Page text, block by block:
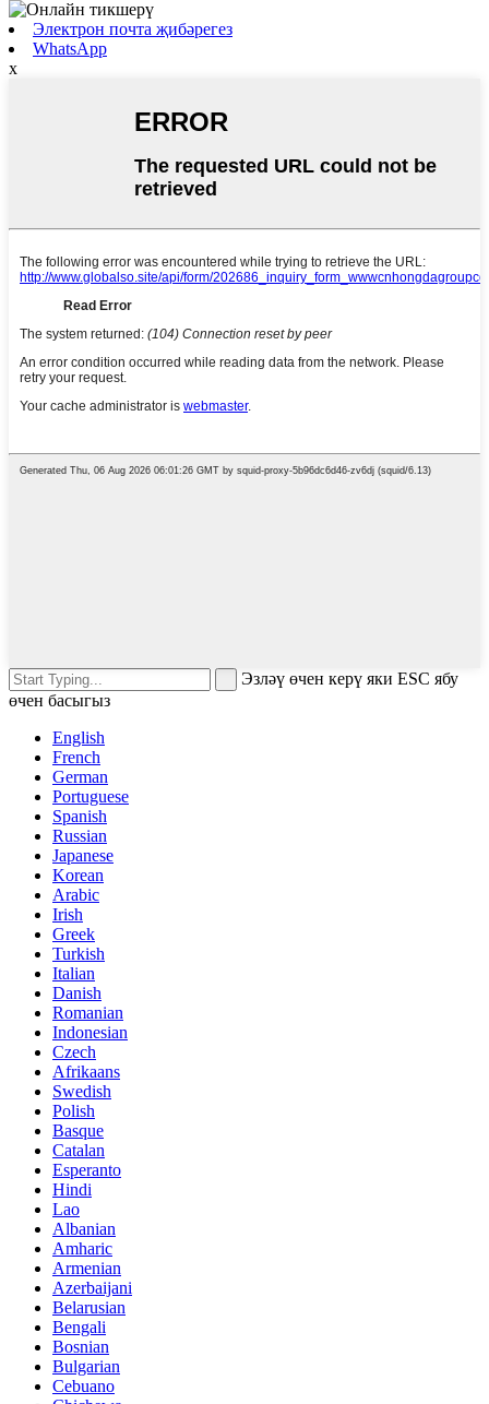
Электрон почта җибәрегез
WhatsApp
x
Эзләү өчен керү яки ESC ябу
өчен басыгыз
English
French
German
Portuguese
Spanish
Russian
Japanese
Korean
Arabic
Irish
Greek
Turkish
Italian
Danish
Romanian
Indonesian
Czech
Afrikaans
Swedish
Polish
Basque
Catalan
Esperanto
Hindi
Lao
Albanian
Amharic
Armenian
Azerbaijani
Belarusian
Bengali
Bosnian
Bulgarian
Cebuano